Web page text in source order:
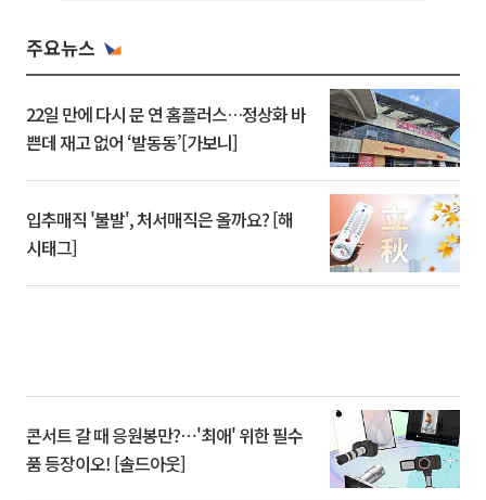
주요뉴스
22일 만에 다시 문 연 홈플러스…정상화 바
쁜데 재고 없어 ‘발동동’[가보니]
입추매직 '불발', 처서매직은 올까요? [해
시태그]
콘서트 갈 때 응원봉만?⋯'최애' 위한 필수
품 등장이오! [솔드아웃]